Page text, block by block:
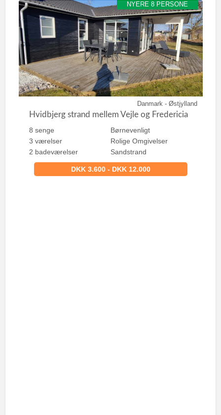
NYERE 8 PERSONE
Danmark - Østjylland
Hvidbjerg strand mellem Vejle og Fredericia
8 senge
3 værelser
2 badeværelser
Børnevenligt
Rolige Omgivelser
Sandstrand
DKK 3.600 - DKK 12.000